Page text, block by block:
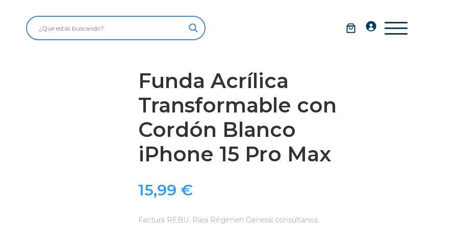
Funda Acrílica
Transformable con
Cordón Blanco
iPhone 15 Pro Max
15,99 €
Factura REBU. Para Régimen General consúltanos.